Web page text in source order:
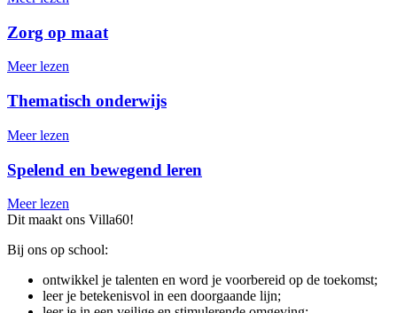
Zorg op maat
Meer lezen
Thematisch onderwijs
Meer lezen
Spelend en bewegend leren
Meer lezen
Dit maakt ons Villa60!
Bij ons op school:
ontwikkel je talenten en word je voorbereid op de toekomst;
leer je betekenisvol in een doorgaande lijn;